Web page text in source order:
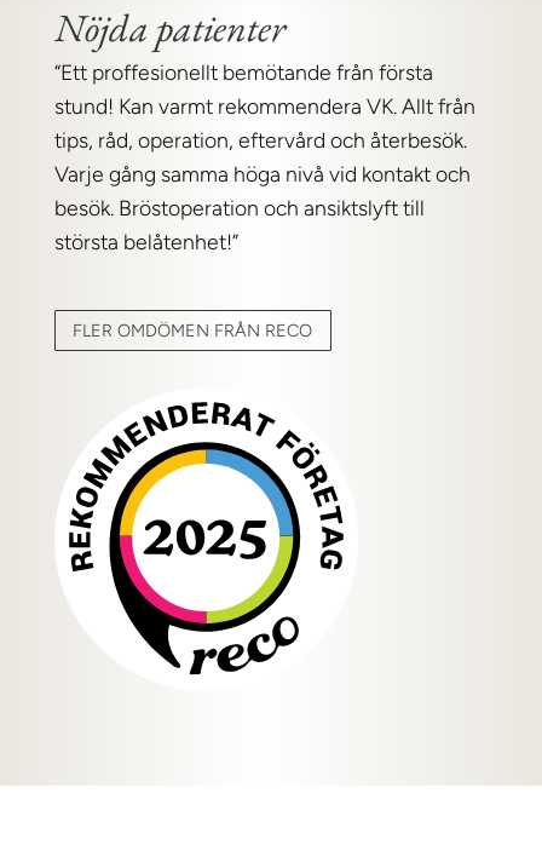
Nöjda patienter
“Ett proffesionellt bemötande från första
stund! Kan varmt rekommendera VK. Allt från
tips, råd, operation, eftervård och återbesök.
Varje gång samma höga nivå vid kontakt och
besök. Bröstoperation och ansiktslyft till
största belåtenhet!”
FLER OMDÖMEN FRÅN RECO